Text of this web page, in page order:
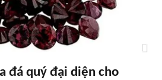
đá quý đại diện cho